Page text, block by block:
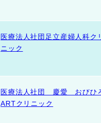
医療法人社団足立産婦人科ク
ニック
医療法人社団 慶愛 おびひ
ARTクリニック